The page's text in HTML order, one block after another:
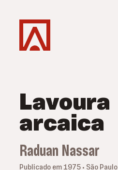
Lavoura
arcaica
Raduan Nassar
Publicado em 1975 • São Paulo